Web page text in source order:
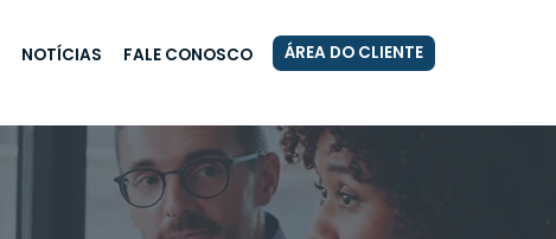
NOTÍCIAS FALE CONOSCO ÁREA DO CLIENTE